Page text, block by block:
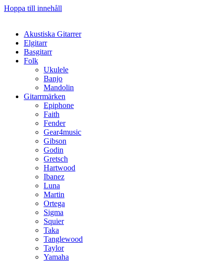
Hoppa till innehåll
Akustiska Gitarrer
Elgitarr
Basgitarr
Folk
Ukulele
Banjo
Mandolin
Gitarrmärken
Epiphone
Faith
Fender
Gear4music
Gibson
Godin
Gretsch
Hartwood
Ibanez
Luna
Martin
Ortega
Sigma
Squier
Taka
Tanglewood
Taylor
Yamaha